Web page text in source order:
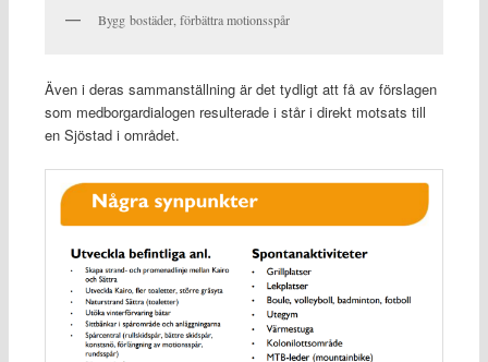
Bygg bostäder, förbättra motionsspår
Även i deras sammanställning är det tydligt att få av förslagen
som medborgardialogen resulterade i står i direkt motsats till
en Sjöstad i området.